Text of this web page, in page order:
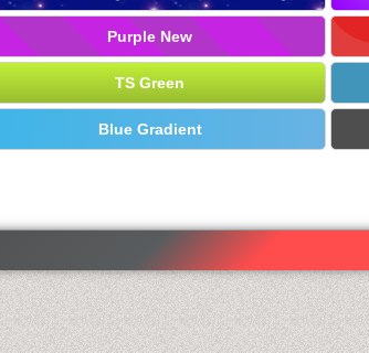
Purple New
TS Green
Blue Gradient